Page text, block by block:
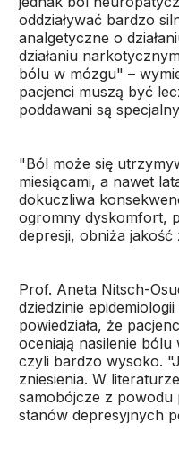
oddziaływać bardzo
analgetyczne o
działaniu
bólu w mózgu" –
pacjenci muszą być
poddawani są
"Ból może się
miesiącami, a nawet
dokuczliwa
ogromny dyskomfort,
depresji, obniża jakość
Prof. Aneta Nitsch-
dziedzinie
powiedziała, że
oceniają nasilenie
czyli bardzo wysoko.
zniesienia. W
samobójcze z powodu
stanów depresyjnych